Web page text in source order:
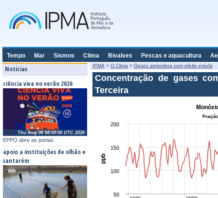
Tempo Mar Sismos Clima Bivalves Pescas e aquacultura
Noticias
ciência viva no verão 2026
EPPO abre as portas
Thu Aug 06 08:00:00 UTC 2026
apoio a instituições de olhão e
santarém
IPMA > O Clima > Gases atmosfera com efeito estufa
Concentração de gases
Terceira
50
100
150
200
ppb